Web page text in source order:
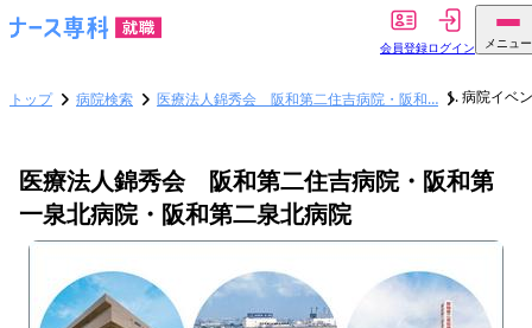
会員登録ログイン メニュー
トップ 病院検索 医療法人錦秀会 阪和第二住吉病院・阪和… 病院イベ
医療法人錦秀会 阪和第二住吉病院・阪和第
一泉北病院・阪和第二泉北病院